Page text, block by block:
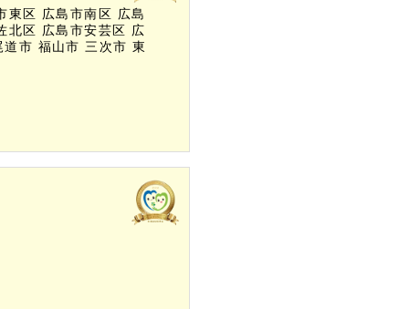
東区 広島市南区 広島
北区 広島市安芸区 広
道市 福山市 三次市 東